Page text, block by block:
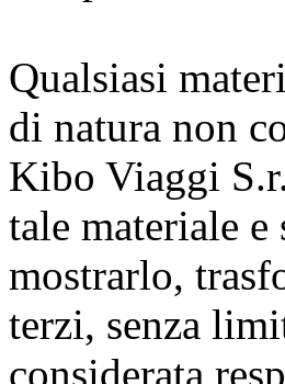
Qualsiasi
di natura non
Kibo Viaggi
tale materiale
mostrarlo,
terzi, senza
considerata